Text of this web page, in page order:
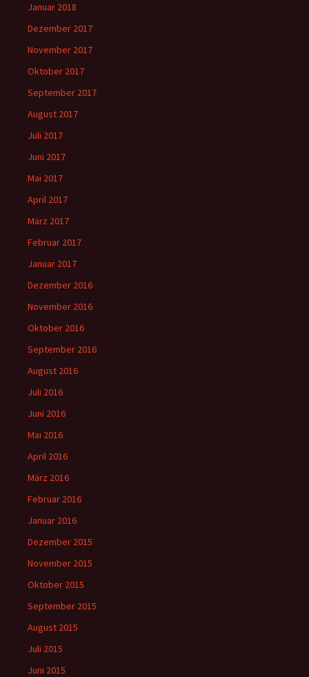
Januar 2018
Dezember 2017
November 2017
Oktober 2017
September 2017
August 2017
Juli 2017
Juni 2017
Mai 2017
April 2017
März 2017
Februar 2017
Januar 2017
Dezember 2016
November 2016
Oktober 2016
September 2016
August 2016
Juli 2016
Juni 2016
Mai 2016
April 2016
März 2016
Februar 2016
Januar 2016
Dezember 2015
November 2015
Oktober 2015
September 2015
August 2015
Juli 2015
Juni 2015